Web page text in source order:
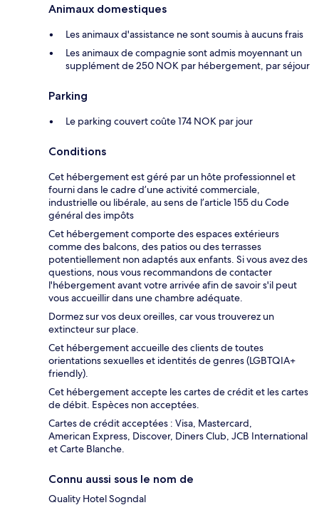
Animaux domestiques
Les animaux d'assistance ne sont soumis à aucuns frais
Les animaux de compagnie sont admis moyennant un
supplément de 250 NOK par hébergement, par séjour
Parking
Le parking couvert coûte 174 NOK par jour
Conditions
Cet hébergement est géré par un hôte professionnel et
fourni dans le cadre d’une activité commerciale,
industrielle ou libérale, au sens de l’article 155 du Code
général des impôts
Cet hébergement comporte des espaces extérieurs
comme des balcons, des patios ou des terrasses
potentiellement non adaptés aux enfants. Si vous avez des
questions, nous vous recommandons de contacter
l'hébergement avant votre arrivée afin de savoir s'il peut
vous accueillir dans une chambre adéquate.
Dormez sur vos deux oreilles, car vous trouverez un
extincteur sur place.
Cet hébergement accueille des clients de toutes
orientations sexuelles et identités de genres (LGBTQIA+
friendly).
Cet hébergement accepte les cartes de crédit et les cartes
de débit. Espèces non acceptées.
Cartes de crédit acceptées : Visa, Mastercard,
American Express, Discover, Diners Club, JCB International
et Carte Blanche.
Connu aussi sous le nom de
Quality Hotel Sogndal